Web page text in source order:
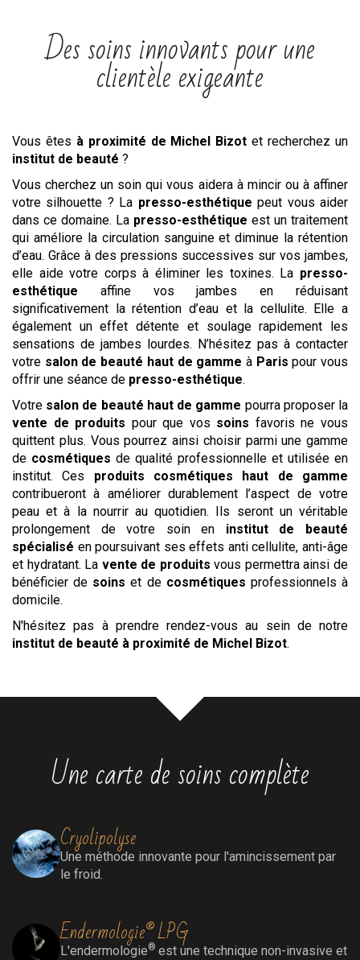
Des soins innovants pour une
clientèle exigeante
Vous êtes à proximité de Michel Bizot et recherchez un
institut de beauté ?
Vous cherchez un soin qui vous aidera à mincir ou à affiner
votre silhouette ? La presso-esthétique peut vous aider
dans ce domaine. La presso-esthétique est un traitement
qui améliore la circulation sanguine et diminue la rétention
d’eau. Grâce à des pressions successives sur vos jambes,
elle aide votre corps à éliminer les toxines. La presso-
esthétique affine vos jambes en réduisant
significativement la rétention d’eau et la cellulite. Elle a
également un effet détente et soulage rapidement les
sensations de jambes lourdes. N’hésitez pas à contacter
votre salon de beauté haut de gamme à Paris pour vous
offrir une séance de presso-esthétique.
Votre salon de beauté haut de gamme pourra proposer la
vente de produits pour que vos soins favoris ne vous
quittent plus. Vous pourrez ainsi choisir parmi une gamme
de cosmétiques de qualité professionnelle et utilisée en
institut. Ces produits cosmétiques haut de gamme
contribueront à améliorer durablement l’aspect de votre
peau et à la nourrir au quotidien. Ils seront un véritable
prolongement de votre soin en institut de beauté
spécialisé en poursuivant ses effets anti cellulite, anti-âge
et hydratant. La vente de produits vous permettra ainsi de
bénéficier de soins et de cosmétiques professionnels à
domicile.
N'hésitez pas à prendre rendez-vous au sein de notre
institut de beauté à proximité de Michel Bizot.
Une carte de soins complète
Cryolipolyse
Une méthode innovante pour l'amincissement par
le froid.
Endermologie® LPG
L'endermologie® est une technique non-invasive et